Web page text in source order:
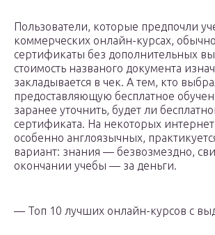
Пользователи, которые предпочли
коммерческих онлайн-курсах,
сертификаты без дополнительных
стоимость названого документа
закладывается в чек. А тем, кто
предоставляющую бесплатное
заранее уточнить, будет ли
сертификата. На некоторых
особенно англоязычных,
вариант: знания — безвозмездно,
окончании учебы — за деньги.
— Топ 10 лучших онлайн-курсов с